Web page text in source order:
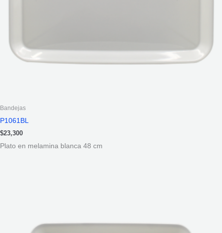
Bandejas
P1061BL
$23,300
Plato en melamina blanca 48 cm